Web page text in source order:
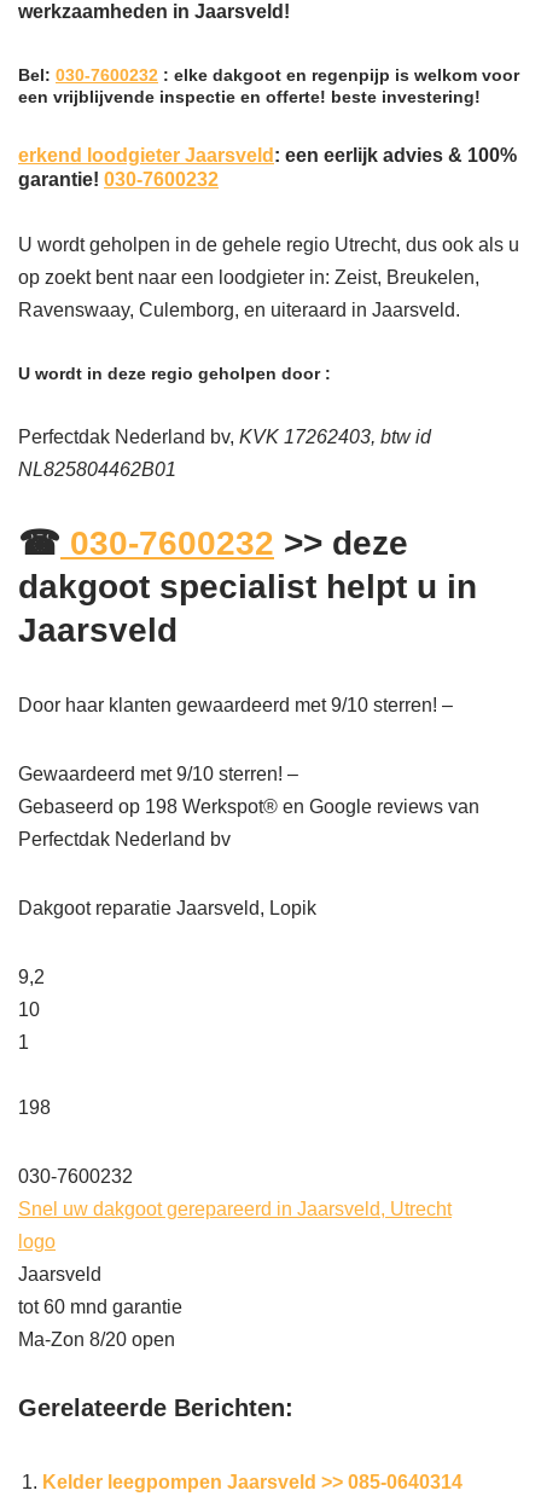
werkzaamheden in Jaarsveld!
Bel: 030-7600232 : elke dakgoot en regenpijp is welkom voor
een vrijblijvende inspectie en offerte! beste investering!
erkend loodgieter Jaarsveld : een eerlijk advies & 100%
garantie! 030-7600232
U wordt geholpen in de gehele regio Utrecht, dus ook als u
op zoekt bent naar een loodgieter in: Zeist, Breukelen,
Ravenswaay, Culemborg, en uiteraard in Jaarsveld.
U wordt in deze regio geholpen door :
Perfectdak Nederland bv, KVK 17262403, btw id
NL825804462B01
☎ 030-7600232 >> deze
dakgoot specialist helpt u in
Jaarsveld
Door haar klanten gewaardeerd met 9/10 sterren! –
Gewaardeerd met 9/10 sterren! –
Gebaseerd op 198 Werkspot® en Google reviews van
Perfectdak Nederland bv
Dakgoot reparatie Jaarsveld, Lopik
9,2
10
1
198
030-7600232
Snel uw dakgoot gerepareerd in Jaarsveld, Utrecht
logo
Jaarsveld
tot 60 mnd garantie
Ma-Zon 8/20 open
Gerelateerde Berichten:
Kelder leegpompen Jaarsveld >> 085-0640314